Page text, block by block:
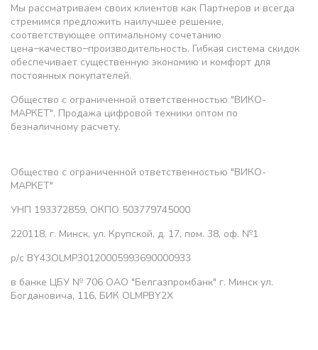
Мы рассматриваем своих клиентов как Партнеров и всегда
стремимся предложить наилучшее решение,
соответствующее оптимальному сочетанию
цена−качество−производительность. Гибкая система скидок
обеспечивает существенную экономию и комфорт для
постоянных покупателей.
Общество с ограниченной ответственностью "ВИКО-
МАРКЕТ". Продажа цифровой техники оптом по
безналичному расчету.
Общество с ограниченной ответственностью "ВИКО-
МАРКЕТ"
УНП 193372859, ОКПО 503779745000
220118, г. Минск, ул. Крупской, д. 17, пом. 38, оф. №1
р/с BY43OLMP30120005993690000933
в банке ЦБУ № 706 ОАО "Белгазпромбанк" г. Минск ул.
Богдановича, 116, БИК OLMPBY2X